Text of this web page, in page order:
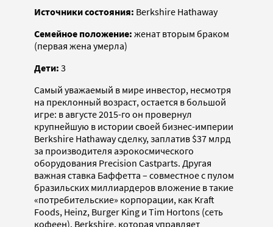
Источники состояния: Berkshire Hathaway
Семейное положение: женат вторым браком
(первая жена умерла)
Дети: 3
Самый уважаемый в мире инвестор, несмотря
на преклонный возраст, остается в большой
игре: в августе 2015-го он провернул
крупнейшую в истории своей бизнес-империи
Berkshire Hathaway сделку, заплатив $37 млрд
за производителя аэрокосмического
оборудования Precision Castparts. Другая
важная ставка Баффетта – совместное с пулом
бразильских миллиардеров вложение в такие
«потребительские» корпорации, как Kraft
Foods, Heinz, Burger King и Tim Hortons (сеть
кофеен). Berkshire, которая управляет